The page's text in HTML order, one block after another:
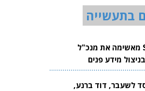
בתעשייה
קרן Steel מאשימה את מנכ"ל
לשעבר, דוד ברנע,